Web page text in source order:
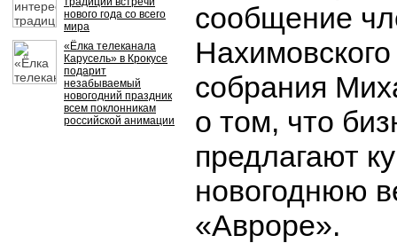
нового года со всего
мира
«Ёлка телеканала
Карусель» в Крокусе
подарит
незабываемый
новогодний праздник
всем поклонникам
российской анимации
сообщение
собрания
о том, что
предлагают
новогоднюю
«Авроре».